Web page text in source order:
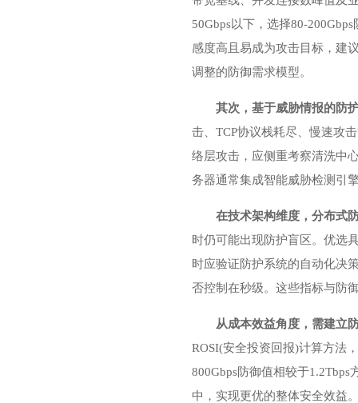
50Gbps以下，选择80-
感度高且易成为攻击目标，建
调整的防御需求模型。
其次，基于威胁情报的防
击、TCP协议栈耗尽、慢速攻
络层攻击，应侧重考察清洗中
务器通常集成智能威胁检测引
在技术架构维度，分布式
时仍可能出现防护盲区。优选
时应验证防护系统的自动化决
否控制在秒级。这些指标与防
从成本效益角度，需建立
ROSI(安全投资回报)计算方法
800Gbps防御值相较于
中，实现更优的整体安全效益